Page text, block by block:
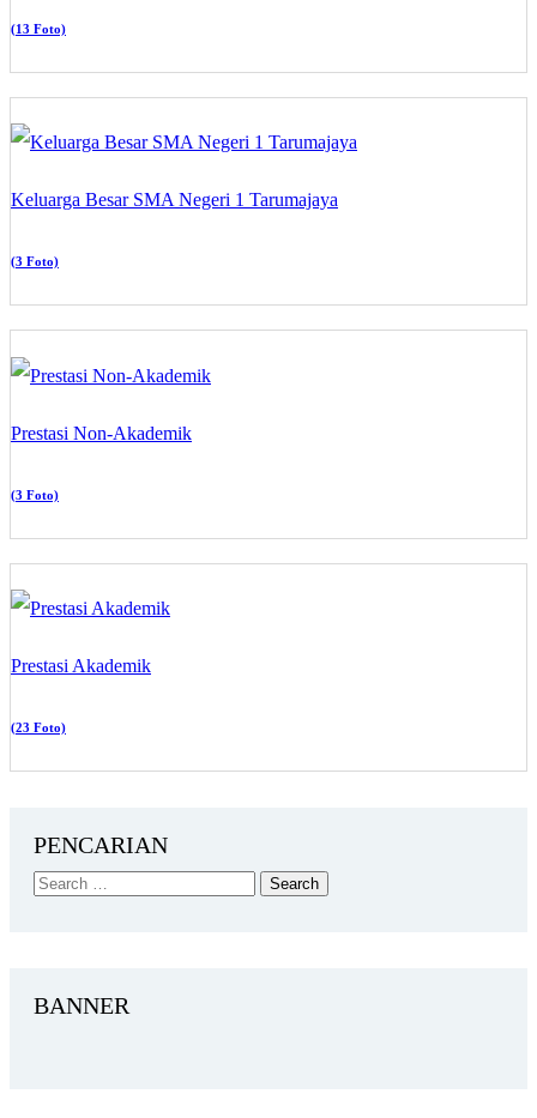
(13 Foto)
Keluarga Besar SMA Negeri 1 Tarumajaya
(3 Foto)
Prestasi Non-Akademik
(3 Foto)
Prestasi Akademik
(23 Foto)
PENCARIAN
BANNER